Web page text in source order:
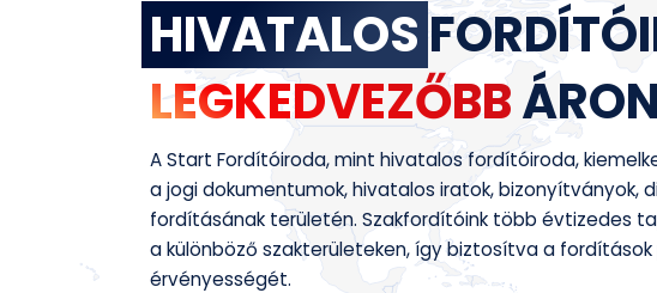
HIVATALOS
LEGKEDVEZŐBBÁRON
A Start Fordítóiroda, mint hivatalos fordítóiroda,
a jogi dokumentumok, hivatalos iratok, bizonyítványok,
fordításának területén. Szakfordítóink több évtizedes
a különböző szakterületeken, így biztosítva a
érvényességét.